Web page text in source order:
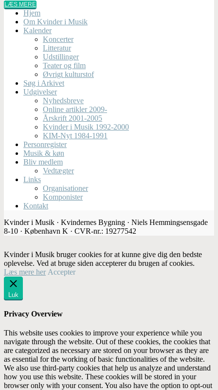
LÆS MERE
Hjem
Om Kvinder i Musik
Kalender
Koncerter
Litteratur
Udstillinger
Teater og film
Øvrigt kulturstof
Søg i Arkivet
Udgivelser
Nyhedsbreve
Online artikler 2009-
Årskrift 2001-2005
Kvinder i Musik 1992-2000
KIM-Nyt 1984-1991
Personregister
Musik & køn
Bliv medlem
Vedtægter
Links
Organisationer
Komponister
Kontakt
Kvinder i Musik · Kvindernes Bygning · Niels Hemmingsensgade
8-10 · København K · CVR-nr.: 19277542
Kvinder i Musik bruger cookies for at kunne give dig den bedste
oplevelse. Ved at bruge siden accepterer du brugen af cookies.
Læs mere her Accepter
Luk
Privacy Overview
This website uses cookies to improve your experience while you
navigate through the website. Out of these cookies, the cookies that
are categorized as necessary are stored on your browser as they are
as essential for the working of basic functionalities of the website.
We also use third-party cookies that help us analyze and understand
how you use this website. These cookies will be stored in your
browser only with your consent. You also have the option to opt-out